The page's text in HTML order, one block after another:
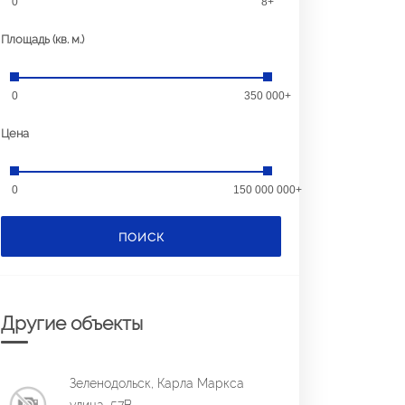
Площадь (кв. м.)
0 350 000+
Цена
0 150 000 000+
ПОИСК
Другие объекты
Зеленодольск, Карла Маркса